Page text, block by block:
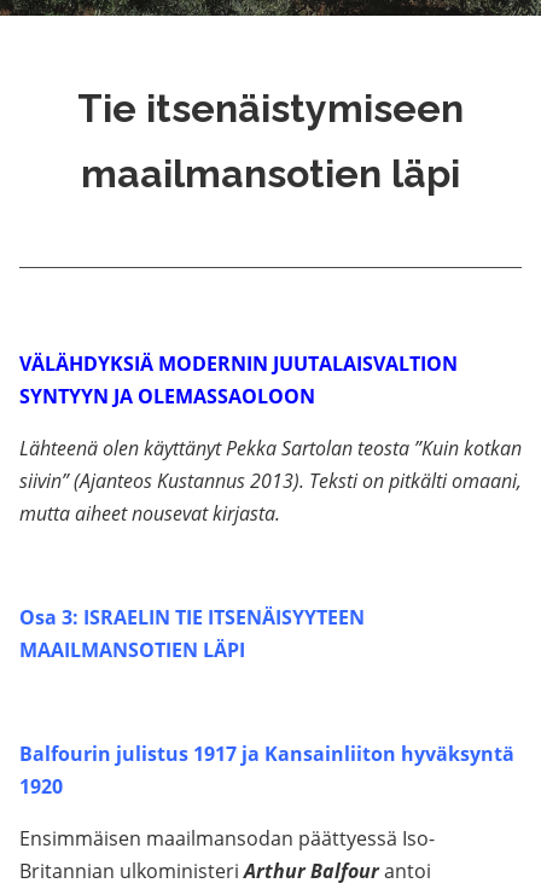
Tie itsenäistymiseen
maailmansotien läpi
VÄLÄHDYKSIÄ MODERNIN JUUTALAISVALTION
SYNTYYN JA OLEMASSAOLOON
Lähteenä olen käyttänyt Pekka Sartolan teosta ”Kuin kotkan
siivin” (Ajanteos Kustannus 2013). Teksti on pitkälti omaani,
mutta aiheet nousevat kirjasta.
Osa 3: ISRAELIN TIE ITSENÄISYYTEEN
MAAILMANSOTIEN LÄPI
Balfourin julistus 1917 ja Kansainliiton hyväksyntä
1920
Ensimmäisen maailmansodan päättyessä Iso-
Britannian ulkoministeriArthur Balfourantoi